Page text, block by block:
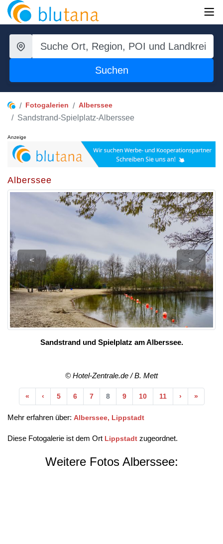
Suchen
Fotogalerien Alberssee
Sandstrand-Spielplatz-Alberssee
Anzeige
Alberssee
< >
Sandstrand und Spielplatz am Alberssee.
© Hotel-Zentrale.de / B. Mett
«Anfang
‹Vorherige
5 6 7 8 9 10 11 ›Nächste
»Ende
Mehr erfahren über: Alberssee, Lippstadt
Diese Fotogalerie ist dem Ort Lippstadt zugeordnet.
Weitere Fotos Alberssee: